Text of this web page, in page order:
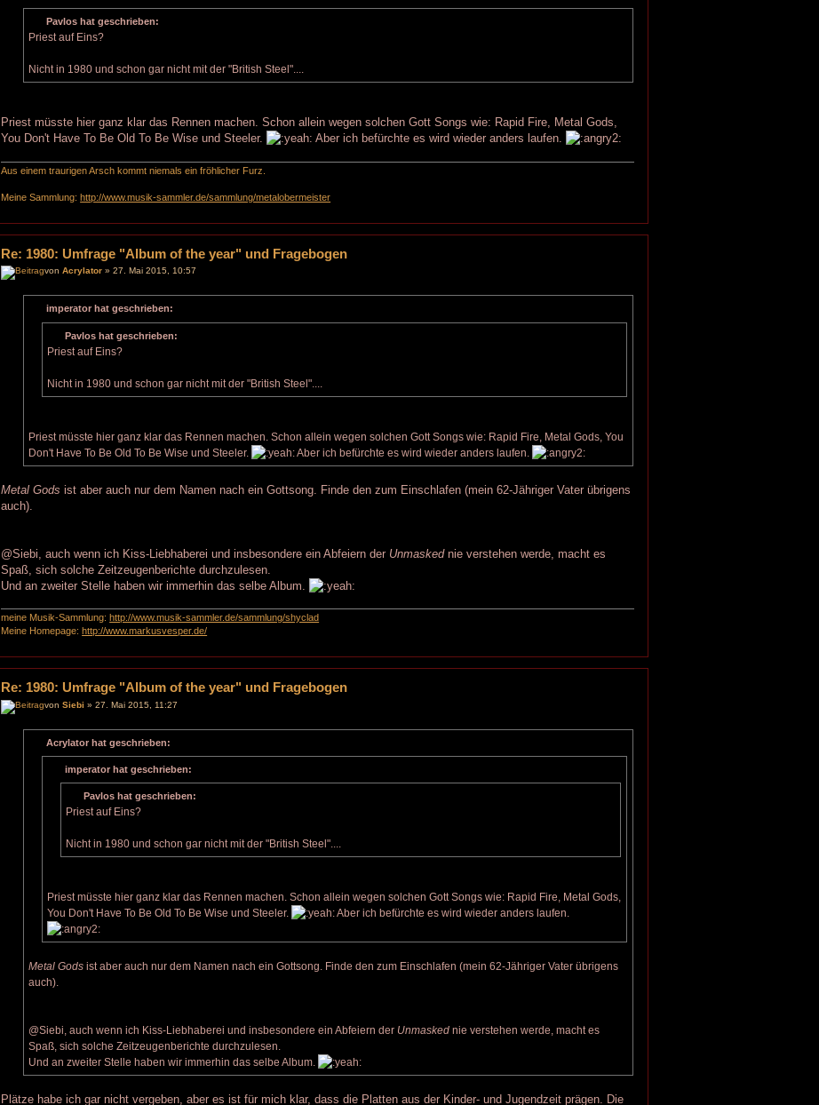
Pavlos hat geschrieben:
Priest auf Eins?
Nicht in 1980 und schon gar nicht mit der "British Steel"....
Priest müsste hier ganz klar das Rennen machen. Schon allein wegen solchen Gott Songs wie: Rapid Fire, Metal Gods,
You Don't Have To Be Old To Be Wise und Steeler.
Aber ich befürchte es wird wieder anders laufen.
Aus einem traurigen Arsch kommt niemals ein fröhlicher Furz.
Meine Sammlung:http://www.musik-sammler.de/sammlung/metalobermeister
Re: 1980: Umfrage "Album of the year" und Fragebogen
vonAcrylator » 27. Mai 2015, 10:57
imperator hat geschrieben:
Pavlos hat geschrieben:
Priest auf Eins?
Nicht in 1980 und schon gar nicht mit der "British Steel"....
Priest müsste hier ganz klar das Rennen machen. Schon allein wegen solchen Gott Songs wie: Rapid Fire, Metal Gods, You
Don't Have To Be Old To Be Wise und Steeler.
Aber ich befürchte es wird wieder anders laufen.
Metal Gods ist aber auch nur dem Namen nach ein Gottsong. Finde den zum Einschlafen (mein 62-Jähriger Vater übrigens
auch).
@Siebi, auch wenn ich Kiss-Liebhaberei und insbesondere ein Abfeiern der Unmaskednie verstehen werde, macht es
Spaß, sich solche Zeitzeugenberichte durchzulesen.
Und an zweiter Stelle haben wir immerhin das selbe Album.
meine Musik-Sammlung: http://www.musik-sammler.de/sammlung/shyclad
Meine Homepage: http://www.markusvesper.de/
Re: 1980: Umfrage "Album of the year" und Fragebogen
vonSiebi » 27. Mai 2015, 11:27
Acrylator hat geschrieben:
imperator hat geschrieben:
Pavlos hat geschrieben:
Priest auf Eins?
Nicht in 1980 und schon gar nicht mit der "British Steel"....
Priest müsste hier ganz klar das Rennen machen. Schon allein wegen solchen Gott Songs wie: Rapid Fire, Metal Gods,
You Don't Have To Be Old To Be Wise und Steeler.
Aber ich befürchte es wird wieder anders laufen.
Metal Gods ist aber auch nur dem Namen nach ein Gottsong. Finde den zum Einschlafen (mein 62-Jähriger Vater übrigens
auch).
@Siebi, auch wenn ich Kiss-Liebhaberei und insbesondere ein Abfeiern der Unmaskednie verstehen werde, macht es
Spaß, sich solche Zeitzeugenberichte durchzulesen.
Und an zweiter Stelle haben wir immerhin das selbe Album.
Plätze habe ich gar nicht vergeben, aber es ist für mich klar, dass die Platten aus der Kinder- und Jugendzeit prägen. Die